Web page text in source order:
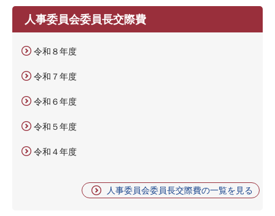
人事委員会委員長交際費
令和８年度
令和７年度
令和６年度
令和５年度
令和４年度
人事委員会委員長交際費の一覧を見る